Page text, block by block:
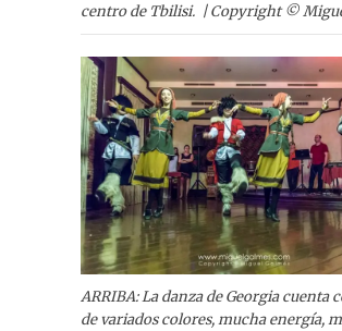
centro de Tbilisi. | Copyright ©
ARRIBA: La danza de Georgia cuenta
de variados colores, mucha energía,